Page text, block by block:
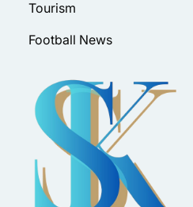
Tourism
Football News